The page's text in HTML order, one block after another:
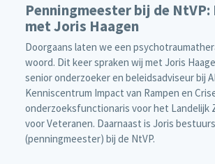
Penningmeester bij de
met Joris Haagen
Doorgaans laten we een
woord. Dit keer spraken wij met Joris
senior onderzoeker en beleidsadviseur bij
Kenniscentrum Impact van Rampen en
onderzoeksfunctionaris voor het Landelijk
voor Veteranen. Daarnaast is Joris
(penningmeester) bij de NtVP.